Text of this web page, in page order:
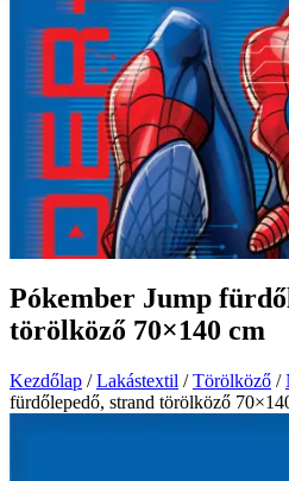
Pókember Jump
törölköző 70×140 cm
Kezdőlap /Lakástextil /Törölköző /
fürdőlepedő, strand törölköző